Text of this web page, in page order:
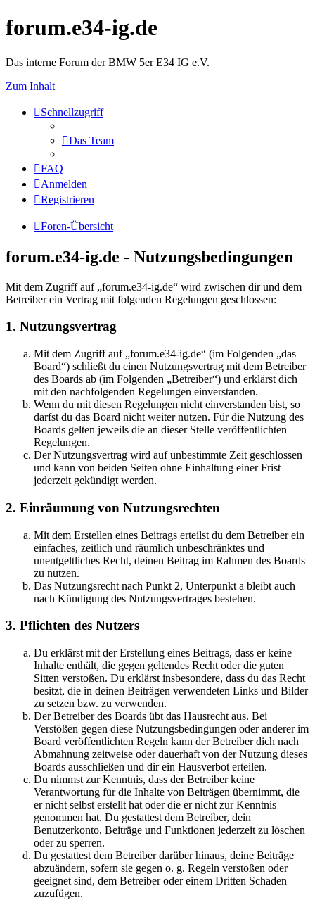
forum.e34-ig.de
Das interne Forum der BMW 5er E34 IG e.V.
Zum Inhalt
Schnellzugriff
Das Team
FAQ
Anmelden
Registrieren
Foren-Übersicht
forum.e34-ig.de - Nutzungsbedingungen
Mit dem Zugriff auf „forum.e34-ig.de“ wird zwischen dir und dem
Betreiber ein Vertrag mit folgenden Regelungen geschlossen:
1. Nutzungsvertrag
Mit dem Zugriff auf „forum.e34-ig.de“ (im Folgenden „das
Board“) schließt du einen Nutzungsvertrag mit dem Betreiber
des Boards ab (im Folgenden „Betreiber“) und erklärst dich
mit den nachfolgenden Regelungen einverstanden.
Wenn du mit diesen Regelungen nicht einverstanden bist, so
darfst du das Board nicht weiter nutzen. Für die Nutzung des
Boards gelten jeweils die an dieser Stelle veröffentlichten
Regelungen.
Der Nutzungsvertrag wird auf unbestimmte Zeit geschlossen
und kann von beiden Seiten ohne Einhaltung einer Frist
jederzeit gekündigt werden.
2. Einräumung von Nutzungsrechten
Mit dem Erstellen eines Beitrags erteilst du dem Betreiber ein
einfaches, zeitlich und räumlich unbeschränktes und
unentgeltliches Recht, deinen Beitrag im Rahmen des Boards
zu nutzen.
Das Nutzungsrecht nach Punkt 2, Unterpunkt a bleibt auch
nach Kündigung des Nutzungsvertrages bestehen.
3. Pflichten des Nutzers
Du erklärst mit der Erstellung eines Beitrags, dass er keine
Inhalte enthält, die gegen geltendes Recht oder die guten
Sitten verstoßen. Du erklärst insbesondere, dass du das Recht
besitzt, die in deinen Beiträgen verwendeten Links und Bilder
zu setzen bzw. zu verwenden.
Der Betreiber des Boards übt das Hausrecht aus. Bei
Verstößen gegen diese Nutzungsbedingungen oder anderer im
Board veröffentlichten Regeln kann der Betreiber dich nach
Abmahnung zeitweise oder dauerhaft von der Nutzung dieses
Boards ausschließen und dir ein Hausverbot erteilen.
Du nimmst zur Kenntnis, dass der Betreiber keine
Verantwortung für die Inhalte von Beiträgen übernimmt, die
er nicht selbst erstellt hat oder die er nicht zur Kenntnis
genommen hat. Du gestattest dem Betreiber, dein
Benutzerkonto, Beiträge und Funktionen jederzeit zu löschen
oder zu sperren.
Du gestattest dem Betreiber darüber hinaus, deine Beiträge
abzuändern, sofern sie gegen o. g. Regeln verstoßen oder
geeignet sind, dem Betreiber oder einem Dritten Schaden
zuzufügen.